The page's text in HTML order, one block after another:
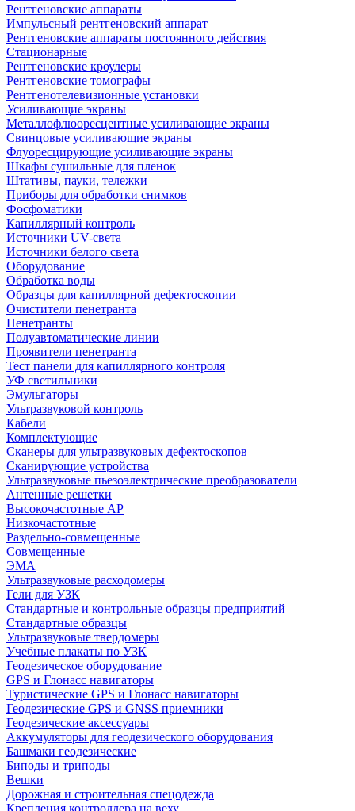
Рентгеновские аппараты
Импульсный рентгеновский аппарат
Рентгеновские аппараты постоянного действия
Стационарные
Рентгеновские кроулеры
Рентгеновские томографы
Рентгенотелевизионные установки
Усиливающие экраны
Металлофлюоресцентные усиливающие экраны
Свинцовые усиливающие экраны
Флуоресцирующие усиливающие экраны
Шкафы сушильные для пленок
Штативы, пауки, тележки
Приборы для обработки снимков
Фосфоматики
Капиллярный контроль
Источники UV-света
Источники белого света
Оборудование
Обработка воды
Образцы для капиллярной дефектоскопии
Очистители пенетранта
Пенетранты
Полуавтоматические линии
Проявители пенетранта
Тест панели для капиллярного контроля
УФ светильники
Эмульгаторы
Ультразвуковой контроль
Кабели
Комплектующие
Сканеры для ультразвуковых дефектоскопов
Сканирующие устройства
Ультразвуковые пьезоэлектрические преобразователи
Антенные решетки
Высокочастотные АР
Низкочастотные
Раздельно-совмещенные
Совмещенные
ЭМА
Ультразвуковые расходомеры
Гели для УЗК
Стандартные и контрольные образцы предприятий
Стандартные образцы
Ультразвуковые твердомеры
Учебные плакаты по УЗК
Геодезическое оборудование
GPS и Глонасс навигаторы
Туристические GPS и Глонасс навигаторы
Геодезические GPS и GNSS приемники
Геодезические аксессуары
Аккумуляторы для геодезического оборудования
Башмаки геодезические
Биподы и триподы
Вешки
Дорожная и строительная спецодежда
Крепления контроллера на веху